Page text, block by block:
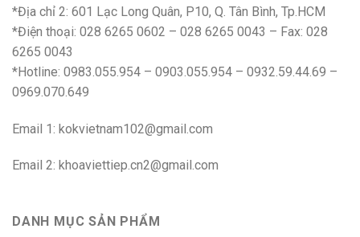
*Địa chỉ 2: 601 Lạc Long Quân, P10, Q. Tân Bình, Tp.HCM
*Điện thoại: 028 6265 0602 – 028 6265 0043 – Fax: 028
6265 0043
*Hotline: 0983.055.954 – 0903.055.954 – 0932.59.44.69 –
0969.070.649
Email 1: kokvietnam102@gmail.com
Email 2: khoaviettiep.cn2@gmail.com
DANH MỤC SẢN PHẨM